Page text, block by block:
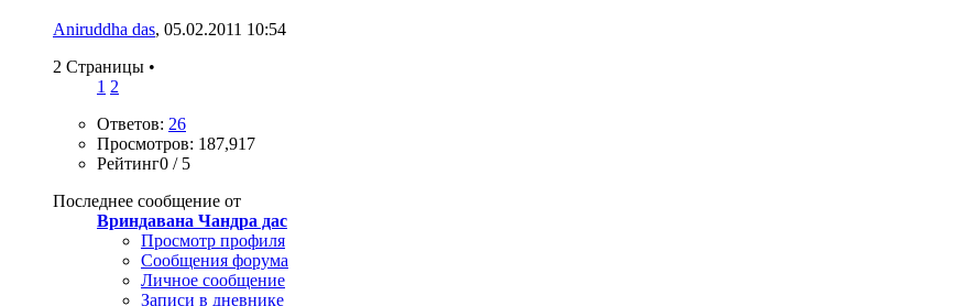
Aniruddha das, 05.02.2011 10:54
2 Страницы •
1 2
Ответов: 26
Просмотров: 187,917
Рейтинг0 / 5
Последнее сообщение от
Вриндавана Чандра дас
Просмотр профиля
Сообщения форума
Личное сообщение
Записи в дневнике